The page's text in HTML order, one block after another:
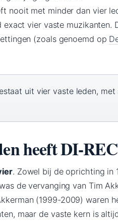
nooit met minder dan vier
vier vaste muzikanten.
(zoals genoemd op
uit vier vaste leden,
heeft DI-
. Zowel bij de oprichting in
de vervanging van Tim
(1999-2009) waren
maar de vaste kern is